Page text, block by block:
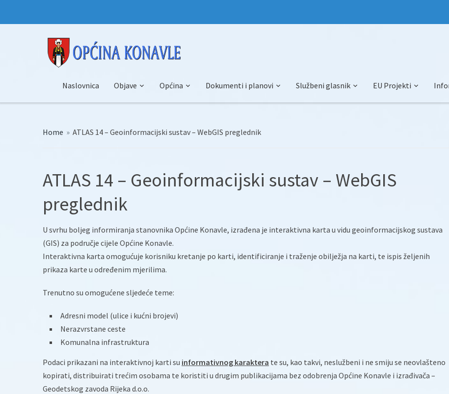
Naslovnica Objave Općina Dokumenti i planovi Službeni glasnik EU Projekti
Home » ATLAS 14 – Geoinformacijski sustav – WebGIS preglednik
ATLAS 14 – Geoinformacijski sustav – WebGIS
preglednik
U svrhu boljeg informiranja stanovnika Općine Konavle, izrađena je interaktivna karta u vidu geoinformacijskog sustava
(GIS) za područje cijele Općine Konavle.
Interaktivna karta omogućuje korisniku kretanje po karti, identificiranje i traženje obilježja na karti, te ispis željenih
prikaza karte u određenim mjerilima.
Trenutno su omogućene sljedeće teme:
Adresni model (ulice i kućni brojevi)
Nerazvrstane ceste
Komunalna infrastruktura
Podaci prikazani na interaktivnoj karti su informativnog karaktera te su, kao takvi, neslužbeni i ne smiju se neovlašteno
kopirati, distribuirati trećim osobama te koristiti u drugim publikacijama bez odobrenja Općine Konavle i izrađivača –
Geodetskog zavoda Rijeka d.o.o.